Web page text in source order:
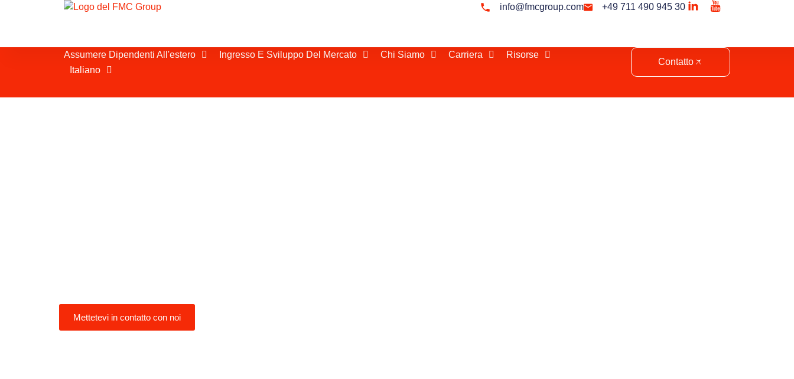
info@fmcgroup.com +49 711 490 945 30
Assumere Dipendenti All'estero Ingresso E Sviluppo Del Mercato Chi Siamo Carriera
Risorse
Italiano
Contatto
Mettetevi in contatto con noi